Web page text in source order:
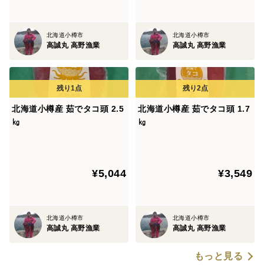
北海道小樽市
高誠丸 高野漁業
北海道小樽市
高誠丸 高野漁業
北海道小樽産 茹でタコ頭 2.5
㎏
¥5,044
北海道小樽市
高誠丸 高野漁業
北海道小樽産 茹でタコ頭 1.7
㎏
¥3,549
北海道小樽市
高誠丸 高野漁業
もっと見る